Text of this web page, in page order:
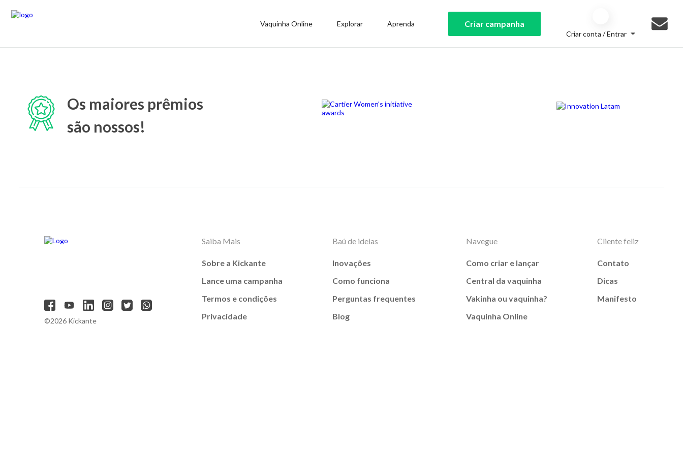
Vaquinha Online Explorar Aprenda Criar campanha
Criar conta / Entrar
Os maiores prêmios
são nossos!
©2026 Kickante
Saiba Mais
Sobre a Kickante
Lance uma campanha
Termos e condições
Privacidade
Baú de ideias
Inovações
Como funciona
Perguntas frequentes
Blog
Navegue
Como criar e lançar
Central da vaquinha
Vakinha ou vaquinha?
Vaquinha Online
Cliente feliz
Contato
Dicas
Manifesto